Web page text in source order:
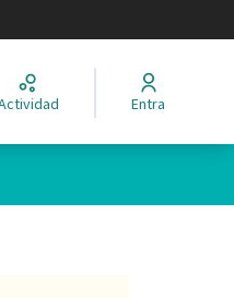
Actividad Entra